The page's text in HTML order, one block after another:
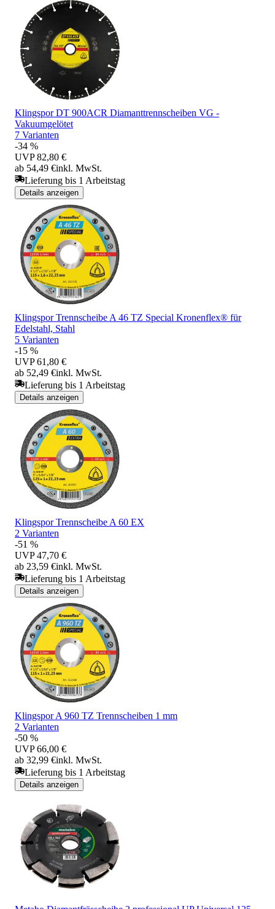
Klingspor DT 900ACR Diamanttrennscheiben VG -
Vakuumgelötet
7 Varianten
-34 %
UVP 82,80 €
ab 54,49 €inkl. MwSt.
Lieferung bis 1 Arbeitstag
Details anzeigen
Klingspor Trennscheibe A 46 TZ Special Kronenflex® für
Edelstahl, Stahl
5 Varianten
-15 %
UVP 61,80 €
ab 52,49 €inkl. MwSt.
Lieferung bis 1 Arbeitstag
Details anzeigen
Klingspor Trennscheibe A 60 EX
2 Varianten
-51 %
UVP 47,70 €
ab 23,59 €inkl. MwSt.
Lieferung bis 1 Arbeitstag
Details anzeigen
Klingspor A 960 TZ Trennscheiben 1 mm
2 Varianten
-50 %
UVP 66,00 €
ab 32,99 €inkl. MwSt.
Lieferung bis 1 Arbeitstag
Details anzeigen